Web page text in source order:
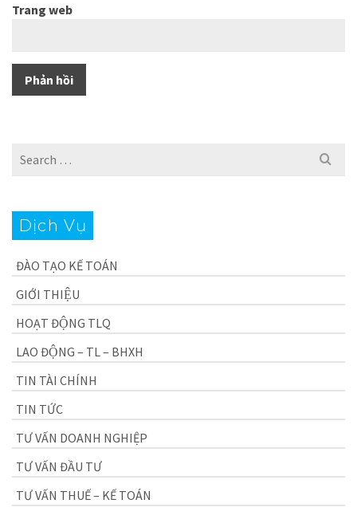
Trang web
Search
Dịch Vụ
ĐÀO TẠO KẾ TOÁN
GIỚI THIỆU
HOẠT ĐỘNG TLQ
LAO ĐỘNG – TL – BHXH
TIN TÀI CHÍNH
TIN TỨC
TƯ VẤN DOANH NGHIỆP
TƯ VẤN ĐẦU TƯ
TƯ VẤN THUẾ – KẾ TOÁN